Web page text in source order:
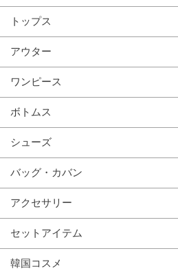
トップス
アウター
ワンピース
ボトムス
シューズ
バッグ・カバン
アクセサリー
セットアイテム
韓国コスメ